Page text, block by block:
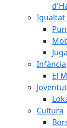
Igualtat
Infància
El
Joventut
Cultura